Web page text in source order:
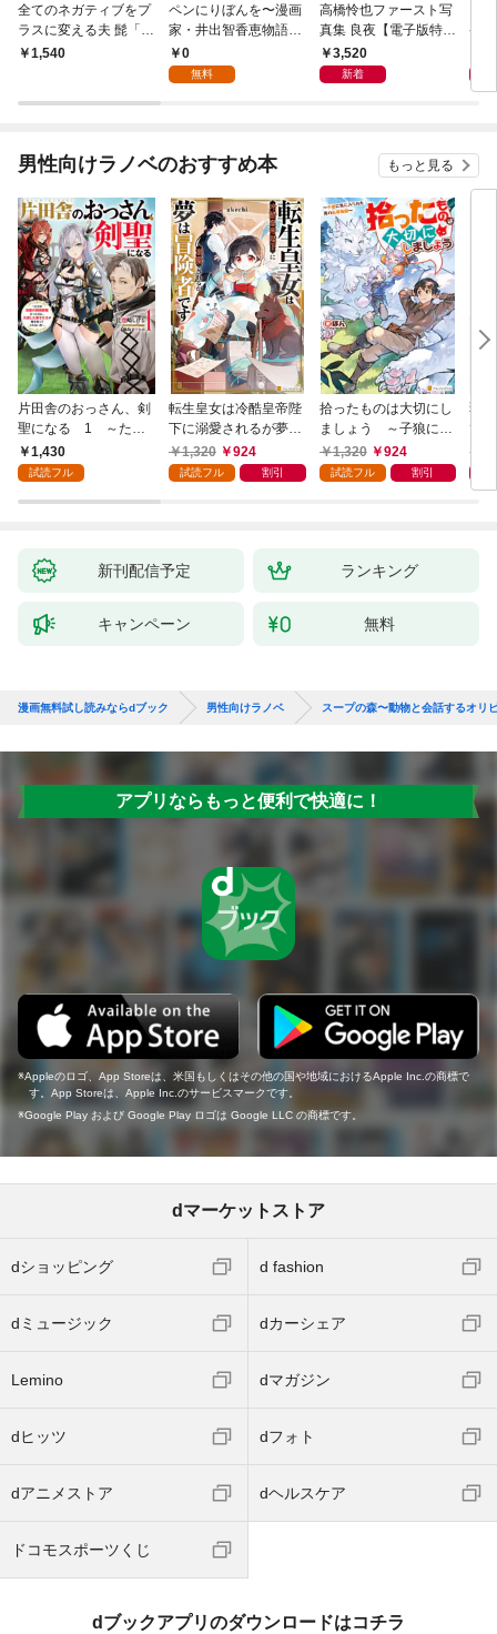
全てのネガティブをプ
ラスに変える夫 髭「N
Gと書いてナイスガイ
1,540
ペンにりぼんを〜漫画
家・井出智香恵物語〜
【単話版】１
0
無料
高橋怜也ファースト写
真集 良夜【電子版特典
付き】
3,520
新着
ケ
男性向けラノベのおすすめ本 もっと見る
片田舎のおっさん、剣
聖になる 1 ～ただ
の田舎の剣術師範だっ
たのに、大成した弟子
ない件～
1,430
試読フル
転生皇女は冷酷皇帝陛
下に溺愛されるが夢は
冒険者です！
1,320 924
試読フル 割引
拾ったものは大切にし
ましょう ～子狼に気
に入られた男の転移物
語～
1,320 924
試読フル 割引
弱
て
～
新刊配信予定 ランキング
キャンペーン 無料
漫画無料試し読みならdブック 男性向けラノベ スープの森〜動物と会話するオリ
アプリならもっと便利で快適に！
Appleのロゴ、App Storeは、米国もしくはその他の国や地域におけるApple Inc.の商標で
す。App Storeは、Apple Inc.のサービスマークです。
Google Play および Google Play ロゴは Google LLC の商標です。
dマーケットストア
dショッピング d fashion
dミュージック dカーシェア
Lemino dマガジン
dヒッツ dフォト
dアニメストア dヘルスケア
ドコモスポーツくじ
dブックアプリのダウンロードはコチラ